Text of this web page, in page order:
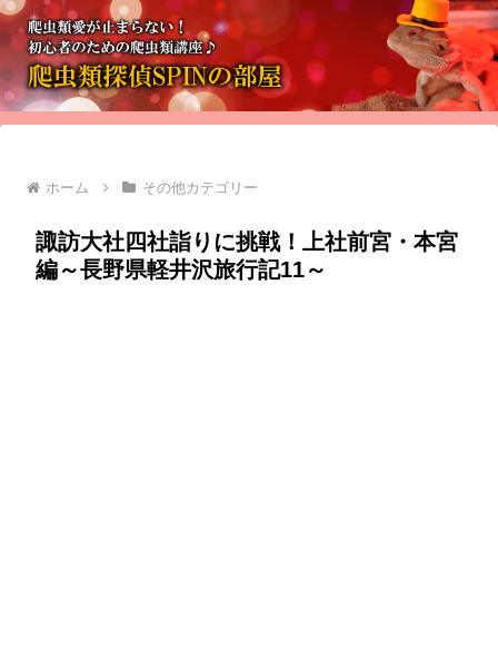
ホーム その他カテゴリー
諏訪大社四社詣りに挑戦！上社前宮・本宮
編～長野県軽井沢旅行記11～